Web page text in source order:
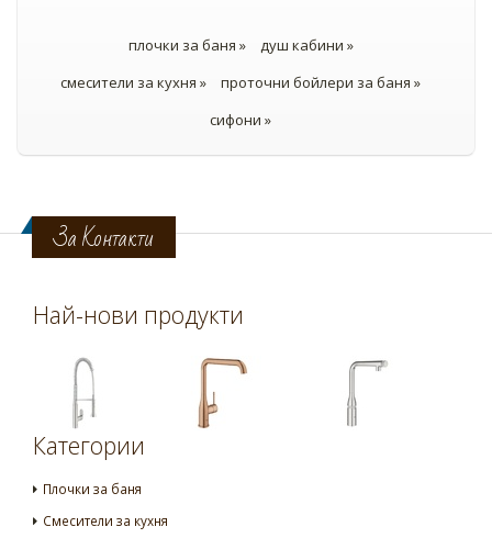
плочки за баня »
душ кабини »
смесители за кухня »
проточни бойлери за баня »
сифони »
За Контакти
Най-нови продукти
Категории
Плочки за баня
Смесители за кухня